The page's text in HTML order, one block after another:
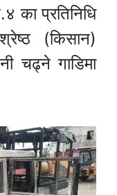
का प्रतिनिधि
(किसान)
चढ्ने गाडिमा